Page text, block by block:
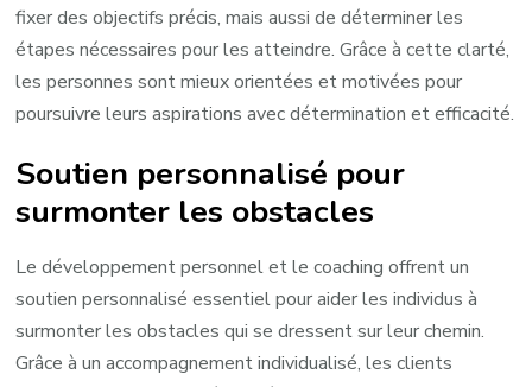
fixer des objectifs précis, mais aussi de déterminer les
étapes nécessaires pour les atteindre. Grâce à cette clarté,
les personnes sont mieux orientées et motivées pour
poursuivre leurs aspirations avec détermination et efficacité.
Soutien personnalisé pour
surmonter les obstacles
Le développement personnel et le coaching offrent un
soutien personnalisé essentiel pour aider les individus à
surmonter les obstacles qui se dressent sur leur chemin.
Grâce à un accompagnement individualisé, les clients